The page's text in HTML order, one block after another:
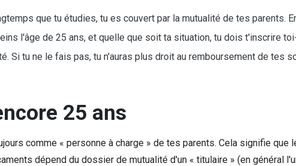
que tu étudies, tu es couvert par la mutualité de tes parents.
l'âge de 25 ans, et quelle que soit ta situation, tu dois t'inscrire
Si tu ne le fais pas, tu n'auras plus droit au remboursement de tes
25 ans
comme « personne à charge » de tes parents. Cela signifie que
dépend du dossier de mutualité d'un « titulaire » (en général